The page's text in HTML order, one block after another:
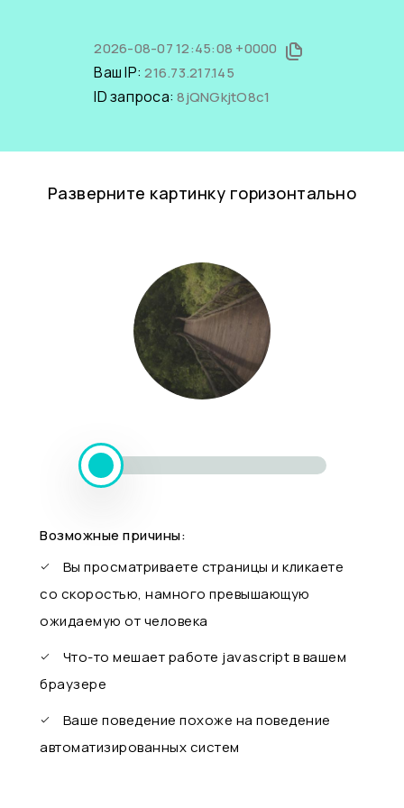
2026-08-07 12:45:08 +0000
Ваш IP:216.73.217.145
ID запроса:8jQNGkjtO8c1
Разверните картинку горизонтально
Возможные причины:
Вы просматриваете страницы и кликаете
со скоростью, намного превышающую
ожидаемую от человека
Что-то мешает работе javascript в вашем
браузере
Ваше поведение похоже на поведение
автоматизированных систем